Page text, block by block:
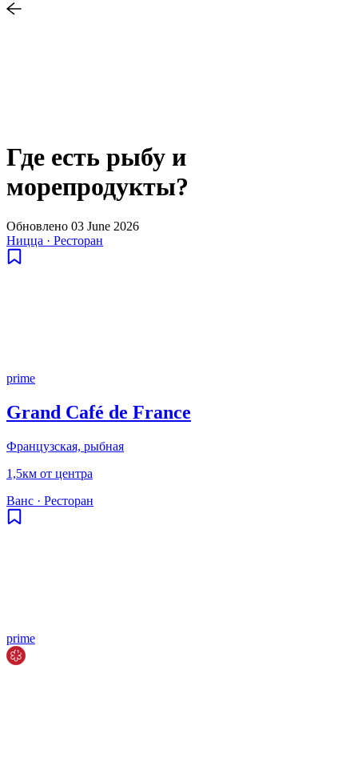
Где есть рыбу и
морепродукты?
Обновлено 03 June 2026
Ницца · Ресторан
prime
Grand Café de France
Французская, рыбная
1,5км от центра
Ванс · Ресторан
prime